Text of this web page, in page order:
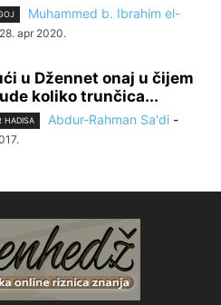
Muhammed b. Ibrahim el-
28. apr 2020.
u Džennet onaj u čijem
koliko trunčica...
HADISA Abdur-Rahman Sa'di -